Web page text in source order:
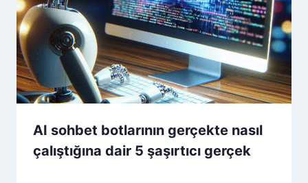
AI sohbet botlarının gerçekte nasıl
çalıştığına dair 5 şaşırtıcı gerçek